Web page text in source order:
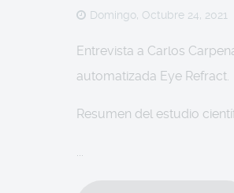
Domingo, Octubre 24, 2021
Entrevista a Carlos
automatizada Eye Refract.
Resumen del estudio